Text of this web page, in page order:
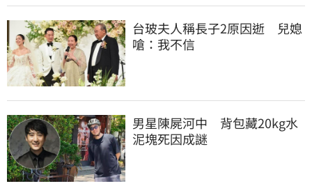
台玻夫人稱長子2原因逝　兒媳
嗆：我不信
男星陳屍河中　背包藏20kg水
泥塊死因成謎